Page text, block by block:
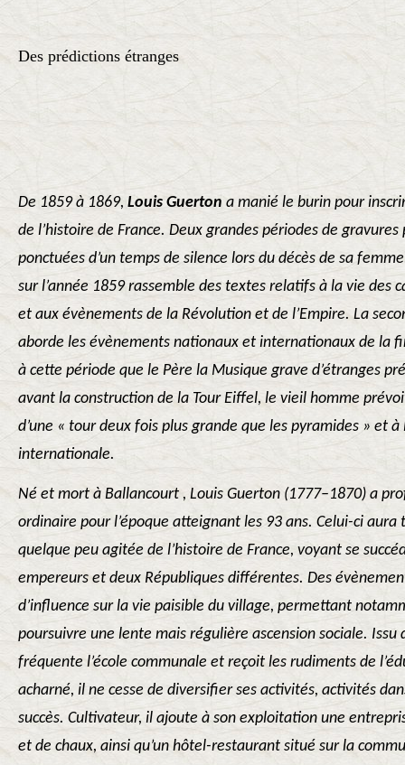
Des prédictions étranges
De 1859 à 1869, Louis Guerton a manié le burin pour
de l’histoire de France. Deux grandes périodes de
ponctuées d’un temps de silence lors du décès de sa
sur l’année 1859 rassemble des textes relatifs à la vie des
et aux évènements de la Révolution et de l’Empire. La
aborde les évènements nationaux et internationaux de la
à cette période que le Père la Musique grave d’étranges
avant la construction de la Tour Eiffel, le vieil homme
d’une « tour deux fois plus grande que les pyramides » et
internationale.
Né et mort à Ballancourt , Louis Guerton (1777–1870) a
ordinaire pour l’époque atteignant les 93 ans. Celui-ci aura
quelque peu agitée de l’histoire de France, voyant se
empereurs et deux Républiques différentes. Des
d’influence sur la vie paisible du village, permettant
poursuivre une lente mais régulière ascension sociale. Issu
fréquente l’école communale et reçoit les rudiments de
acharné, il ne cesse de diversifier ses activités, activités
succès. Cultivateur, il ajoute à son exploitation une
et de chaux, ainsi qu’un hôtel-restaurant situé sur la